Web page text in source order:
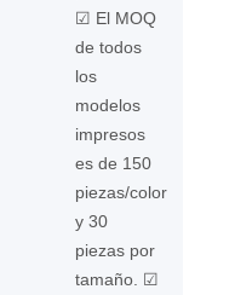
☑ El MOQ
de todos
los
modelos
impresos
es de 150
piezas/color
y 30
piezas por
tamaño. ☑